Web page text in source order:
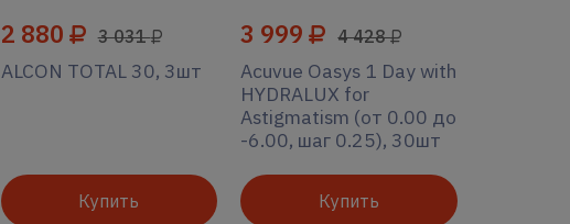
2 880 3 031
ALCON TOTAL 30, 3шт
Купить
3 999 4 428
Acuvue Oasys 1 Day with
HYDRALUX for
Astigmatism (от 0.00 до
-6.00, шаг 0.25), 30шт
Купить